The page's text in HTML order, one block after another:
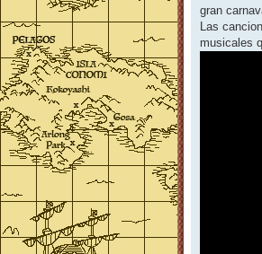
gran
Las
musicales